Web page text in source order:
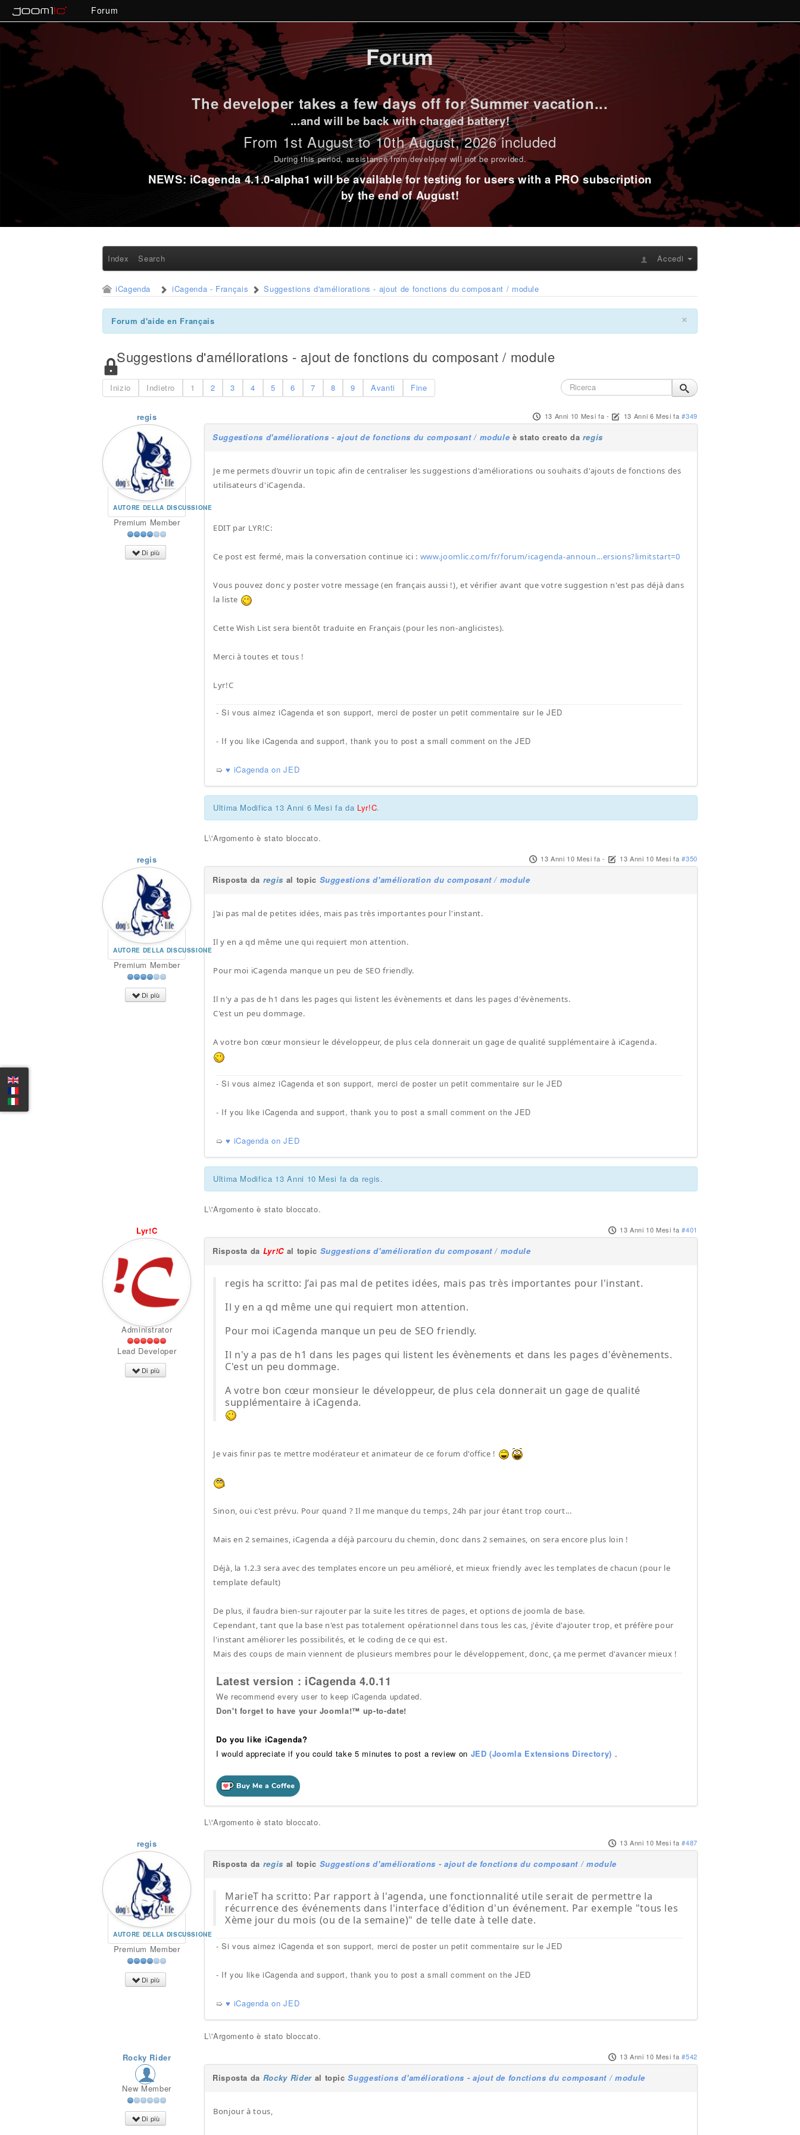
Forum
Forum
The developer takes a few days off for Summer vacation...
...and will be back with charged battery!
From 1st August to 10th August, 2026 included
During this period, assistance from developer will not be provided.
NEWS: iCagenda 4.1.0-alpha1 will be available for testing for users with a PRO subscription
by the end of August!
Index Search Accedi
iCagenda iCagenda - Français Suggestions d'améliorations - ajout de fonctions du composant / module
×
Forum d'aide en Français
Suggestions d'améliorations - ajout de fonctions du composant / module
Inizio Indietro 1 2 3 4 5 6 7 8 9 Avanti Fine
regis
AUTORE DELLA DISCUSSIONE
Premium Member
Di più
13 Anni 10 Mesi fa - 13 Anni 6 Mesi fa #349
Suggestions d'améliorations - ajout de fonctions du composant / module è stato creato da regis
Je me permets d’ouvrir un topic afin de centraliser les suggestions d'améliorations ou souhaits d'ajouts de fonctions des
utilisateurs d'iCagenda.
EDIT par LYR!C:
Ce post est fermé, mais la conversation continue ici : www.joomlic.com/fr/forum/icagenda-announ...ersions?limitstart=0
Vous pouvez donc y poster votre message (en français aussi !), et vérifier avant que votre suggestion n'est pas déjà dans
la liste
Cette Wish List sera bientôt traduite en Français (pour les non-anglicistes).
Merci à toutes et tous !
Lyr!C
- Si vous aimez iCagenda et son support, merci de poster un petit commentaire sur le JED
- If you like iCagenda and support, thank you to post a small comment on the JED
➯♥ iCagenda on JED
Ultima Modifica 13 Anni 6 Mesi fa da Lyr!C.
L\'Argomento è stato bloccato.
regis
AUTORE DELLA DISCUSSIONE
Premium Member
Di più
13 Anni 10 Mesi fa - 13 Anni 10 Mesi fa #350
Risposta da regis al topic Suggestions d'amélioration du composant / module
J’ai pas mal de petites idées, mais pas très importantes pour l'instant.
Il y en a qd même une qui requiert mon attention.
Pour moi iCagenda manque un peu de SEO friendly.
Il n'y a pas de h1 dans les pages qui listent les évènements et dans les pages d'évènements.
C'est un peu dommage.
A votre bon cœur monsieur le développeur, de plus cela donnerait un gage de qualité supplémentaire à iCagenda.
- Si vous aimez iCagenda et son support, merci de poster un petit commentaire sur le JED
- If you like iCagenda and support, thank you to post a small comment on the JED
➯♥ iCagenda on JED
Ultima Modifica 13 Anni 10 Mesi fa da regis.
L\'Argomento è stato bloccato.
Lyr!C
Administrator
Lead Developer
Di più
13 Anni 10 Mesi fa #401
Risposta da Lyr!C al topic Suggestions d'amélioration du composant / module
regis ha scritto: J’ai pas mal de petites idées, mais pas très importantes pour l'instant.
Il y en a qd même une qui requiert mon attention.
Pour moi iCagenda manque un peu de SEO friendly.
Il n'y a pas de h1 dans les pages qui listent les évènements et dans les pages d'évènements.
C'est un peu dommage.
A votre bon cœur monsieur le développeur, de plus cela donnerait un gage de qualité
supplémentaire à iCagenda.
Je vais finir pas te mettre modérateur et animateur de ce forum d'office !
Sinon, oui c'est prévu. Pour quand ? Il me manque du temps, 24h par jour étant trop court...
Mais en 2 semaines, iCagenda a déjà parcouru du chemin, donc dans 2 semaines, on sera encore plus loin !
Déjà, la 1.2.3 sera avec des templates encore un peu amélioré, et mieux friendly avec les templates de chacun (pour le
template default)
De plus, il faudra bien-sur rajouter par la suite les titres de pages, et options de joomla de base.
Cependant, tant que la base n'est pas totalement opérationnel dans tous les cas, j'évite d'ajouter trop, et préfère pour
l'instant améliorer les possibilités, et le coding de ce qui est.
Mais des coups de main viennent de plusieurs membres pour le développement, donc, ça me permet d'avancer mieux !
Latest version : iCagenda 4.0.11
We recommend every user to keep iCagenda updated.
Don't forget to have your Joomla!™ up-to-date!
Do you like iCagenda?
I would appreciate if you could take 5 minutes to post a review on JED (Joomla Extensions Directory) .
L\'Argomento è stato bloccato.
regis
AUTORE DELLA DISCUSSIONE
Premium Member
Di più
13 Anni 10 Mesi fa #487
Risposta da regis al topic Suggestions d'améliorations - ajout de fonctions du composant / module
MarieT ha scritto: Par rapport à l'agenda, une fonctionnalité utile serait de permettre la
récurrence des événements dans l'interface d'édition d'un événement. Par exemple "tous les
Xème jour du mois (ou de la semaine)" de telle date à telle date.
- Si vous aimez iCagenda et son support, merci de poster un petit commentaire sur le JED
- If you like iCagenda and support, thank you to post a small comment on the JED
➯♥ iCagenda on JED
L\'Argomento è stato bloccato.
Rocky Rider
New Member
Di più
13 Anni 10 Mesi fa #542
Risposta da Rocky Rideral topicSuggestions d'améliorations - ajout de fonctions du composant / module
Bonjour à tous,